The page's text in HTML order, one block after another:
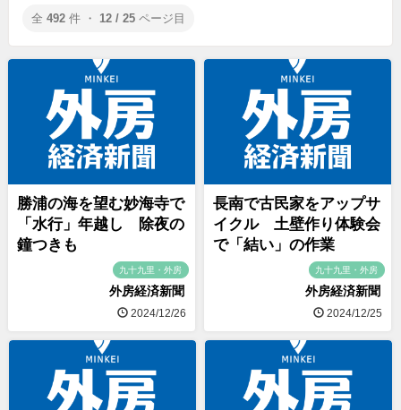
全 492 件 ・ 12 / 25 ページ目
勝浦の海を望む妙海寺で
「水行」年越し 除夜の
鐘つきも
九十九里・外房
外房経済新聞
2024/12/26
長南で古民家をアップサ
イクル 土壁作り体験会
で「結い」の作業
九十九里・外房
外房経済新聞
2024/12/25